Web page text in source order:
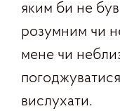
яким би не
розумним чи
мене чи
вислухати.